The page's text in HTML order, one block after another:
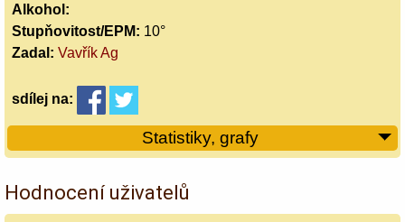
Alkohol:
Stupňovitost/EPM: 10°
Zadal: Vavřík Ag
sdílej na:
Statistiky, grafy
Hodnocení uživatelů